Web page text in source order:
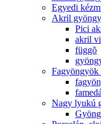
Egyedi
Akril
Pici
akril
függõ
Fagyöngyök
Nagy lyukú